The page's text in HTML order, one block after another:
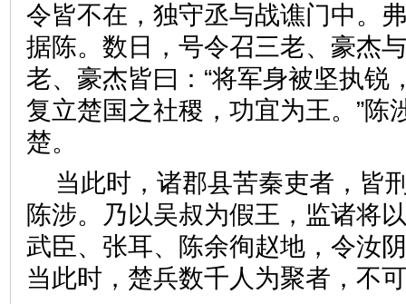
令皆不在，独守丞与战谯门中。
据陈。数日，号令召三老、豪杰
老、豪杰皆曰：“将军身被坚执锐
复立楚国之社稷，功宜为王。”陈
楚。
当此时，诸郡县苦秦吏者，皆
陈涉。乃以吴叔为假王，监诸将
武臣、张耳、陈余徇赵地，令汝
当此时，楚兵数千人为聚者